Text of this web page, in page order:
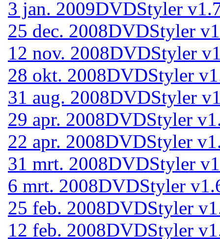
3 jan. 2009DVDStyler
25 dec. 2008DVDStyler
12 nov. 2008DVDStyler
28 okt. 2008DVDStyler
31 aug. 2008DVDStyler
29 apr. 2008DVDStyler
22 apr. 2008DVDStyler
31 mrt. 2008DVDStyler
6 mrt. 2008DVDStyler
25 feb. 2008DVDStyler
12 feb. 2008DVDStyler